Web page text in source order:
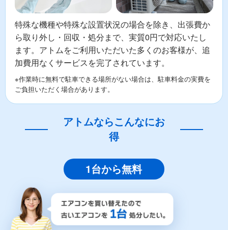
特殊な機種や特殊な設置状況の場合を除き、出張費か
ら取り外し・回収・処分まで、実質0円で対応いたし
ます。アトムをご利用いただいた多くのお客様が、追
加費用なくサービスを完了されています。
※作業時に無料で駐車できる場所がない場合は、駐車料金の実費を
ご負担いただく場合があります。
アトムならこんなにお
得
1台から無料